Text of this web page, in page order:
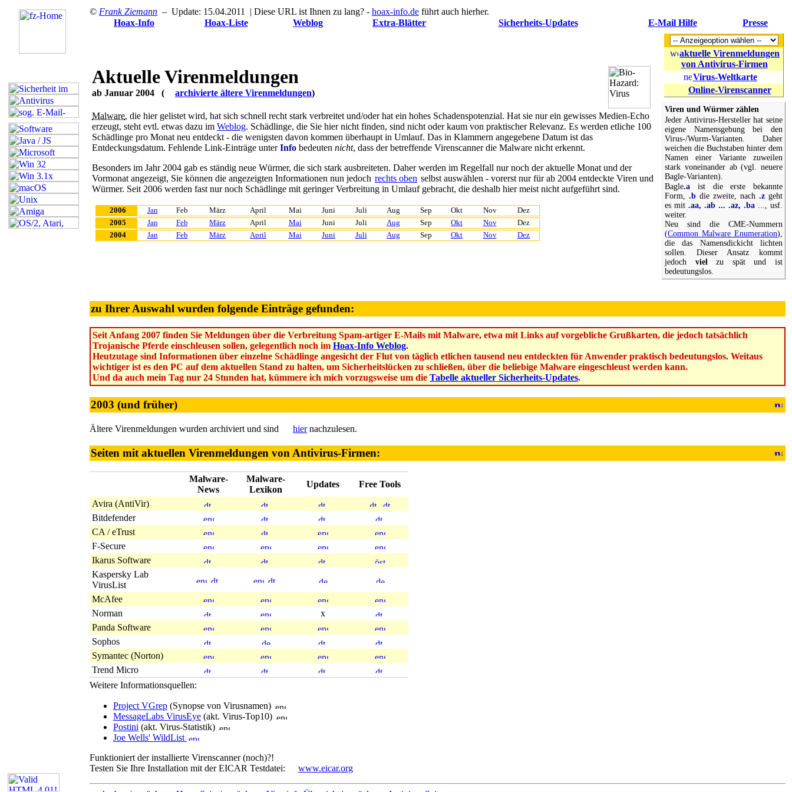
© Frank Ziemann – Update: 15.04.2011 | Diese URL ist Ihnen zu lang? - hoax-info.de führt auch hierher.
Hoax-Info
Hoax-Liste Weblog Extra-Blätter Sicherheits-Updates E-Mail Hilfe Presse
Aktuelle Virenmeldungen
ab Januar 2004 ( archivierte ältere Virenmeldungen)
Malware, die hier gelistet wird, hat sich schnell recht stark verbreitet und/oder hat ein hohes Schadenspotenzial. Hat sie nur ein gewisses Medien-Echo
erzeugt, steht evtl. etwas dazu im Weblog. Schädlinge, die Sie hier nicht finden, sind nicht oder kaum von praktischer Relevanz. Es werden etliche 100
Schädlinge pro Monat neu entdeckt - die wenigsten davon kommen überhaupt in Umlauf. Das in Klammern angegebene Datum ist das
Entdeckungsdatum. Fehlende Link-Einträge unterInfo bedeuten nicht, dass der betreffende Virenscanner die Malware nicht erkennt.
Besonders im Jahr 2004 gab es ständig neue Würmer, die sich stark ausbreiteten. Daher werden im Regelfall nur noch der aktuelle Monat und der
Vormonat angezeigt, Sie können die angezeigten Informationen nun jedoch rechts oben selbst auswählen - vorerst nur für ab 2004 entdeckte Viren und
Würmer. Seit 2006 werden fast nur noch Schädlinge mit geringer Verbreitung in Umlauf gebracht, die deshalb hier meist nicht aufgeführt sind.
2006 Jan Feb März April Mai Juni Juli Aug Sep Okt Nov
Dez
2005
Jan Feb März April Mai Juni Juli Aug Sep Okt Nov
Dez
2004
Jan Feb März April Mai Juni Juli Aug Sep Okt Nov Dez
aktuelle Virenmeldungen
von Antivirus-Firmen
Virus-Weltkarte
Online-Virenscanner
Viren und Würmer zählen
Jeder Antivirus-Hersteller hat seine
eigene Namensgebung bei den
Virus-/Wurm-Varianten. Daher
weichen die Buchstaben hinter dem
Namen einer Variante zuweilen
stark voneinander ab (vgl. neuere
Bagle-Varianten).
Bagle.a ist die erste bekannte
Form, .b die zweite, nach .z geht
es mit .aa, .ab ... .az, .ba ..., usf.
weiter.
Neu sind die CME-Nummern
(Common Malware Enumeration),
die das Namensdickicht lichten
sollen. Dieser Ansatz kommt
jedoch vielzu spät und ist
bedeutungslos.
zu Ihrer Auswahl wurden folgende Einträge gefunden:
Seit Anfang 2007 finden Sie Meldungen über die Verbreitung Spam-artiger E-Mails mit Malware, etwa mit Links auf vorgebliche Grußkarten, die jedoch tatsächlich
Trojanische Pferde einschleusen sollen, gelegentlich noch im Hoax-Info Weblog.
Heutzutage sind Informationen über einzelne Schädlinge angesicht der Flut von täglich etlichen tausend neu entdeckten für Anwender praktisch bedeutungslos. Weitaus
wichtiger ist es den PC auf dem aktuellen Stand zu halten, um Sicherheitslücken zu schließen, über die beliebige Malware eingeschleust werden kann.
Und da auch mein Tag nur 24 Stunden hat, kümmere ich mich vorzugsweise um die Tabelle aktueller Sicherheits-Updates.
2003 (und früher)
Ältere Virenmeldungen wurden archiviert und sind hiernachzulesen.
Seiten mit aktuellen Virenmeldungen von Antivirus-Firmen:
Malware-
News
Malware-
Lexikon
Updates
Free Tools
Avira (AntiVir)
Bitdefender
CA / eTrust
F-Secure
Ikarus Software
Kaspersky Lab
VirusList
McAfee
Norman
x
Panda Software
Sophos
Symantec (Norton)
Trend Micro
Weitere Informationsquellen:
Project VGrep (Synopse von Virusnamen)
MessageLabs VirusEye (akt. Virus-Top10)
Postini (akt. Virus-Statistik)
Joe Wells' WildList
Funktioniert der installierte Virenscanner (noch)?!
Testen Sie Ihre Installation mit der EICAR Testdatei:
www.eicar.org